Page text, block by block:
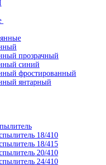
прозрачный
синий
фростированный
янтарный
18/410
18/415
20/410
24/410